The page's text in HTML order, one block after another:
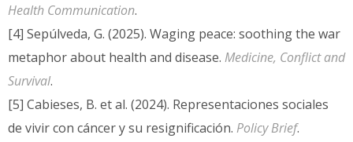
Health Communication.
[4] Sepúlveda, G. (2025). Waging peace: soothing the war
metaphor about health and disease. Medicine, Conflict and
Survival.
[5] Cabieses, B. et al. (2024). Representaciones sociales
de vivir con cáncer y su resignificación. Policy Brief.